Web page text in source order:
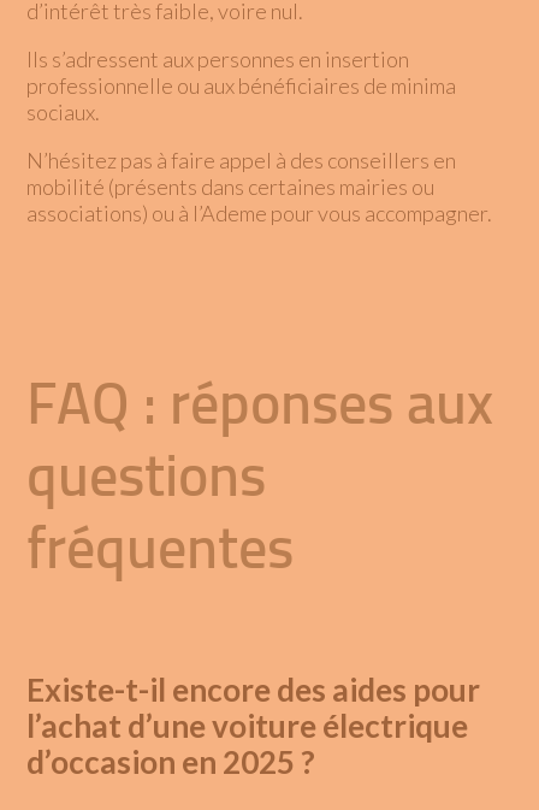
d’intérêt très faible, voire nul.
Ils s’adressent aux personnes en insertion
professionnelle ou aux bénéficiaires de minima
sociaux.
N’hésitez pas à faire appel à des conseillers en
mobilité (présents dans certaines mairies ou
associations) ou à l’Ademe pour vous accompagner.
FAQ : réponses aux
questions
fréquentes
Existe-t-il encore des aides pour
l’achat d’une voiture électrique
d’occasion en 2025 ?